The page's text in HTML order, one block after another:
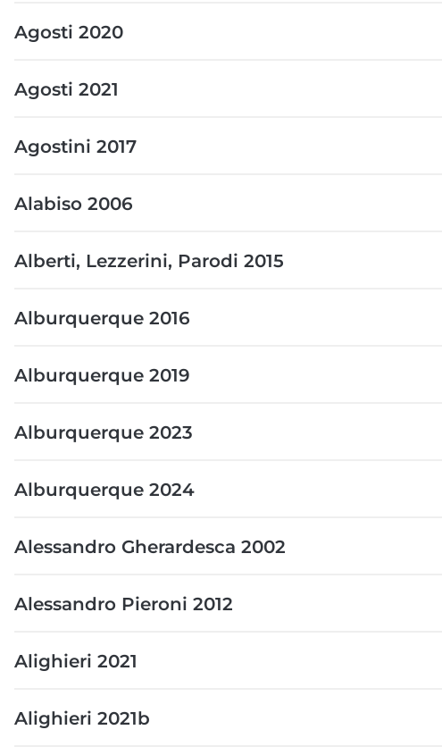
Agosti 2020
Agosti 2021
Agostini 2017
Alabiso 2006
Alberti, Lezzerini, Parodi 2015
Alburquerque 2016
Alburquerque 2019
Alburquerque 2023
Alburquerque 2024
Alessandro Gherardesca 2002
Alessandro Pieroni 2012
Alighieri 2021
Alighieri 2021b